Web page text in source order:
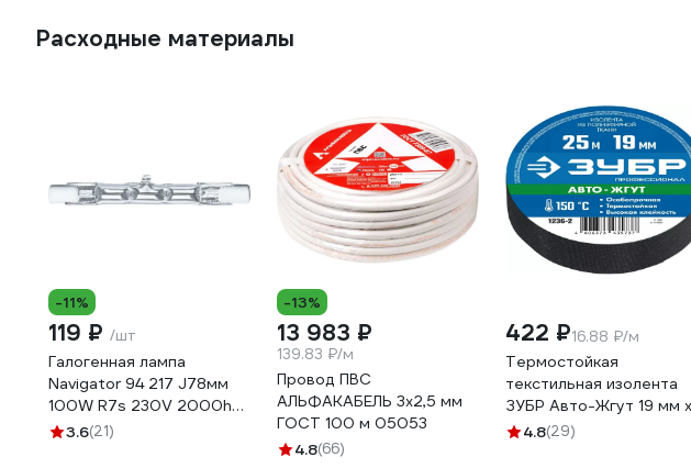
Расходные материалы
-11%
119 ₽ /шт
Галогенная лампа
Navigator 94 217 J78мм
100W R7s 230V 2000h
94217
3.6(21)
-13%
13 983 ₽
139.83 ₽/м
Провод ПВС
АЛЬФАКАБЕЛЬ 3х2,5 мм
ГОСТ 100 м 05053
4.8(66)
422 ₽16.88 ₽/м
Термостойкая
текстильная изолента
ЗУБР Авто-Жгут 19 мм х
25 м 1236-2
4.8(29)